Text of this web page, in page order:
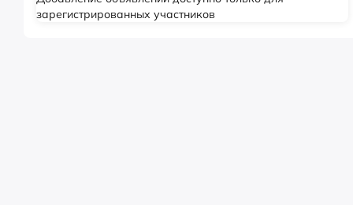
зарегистрированных участников